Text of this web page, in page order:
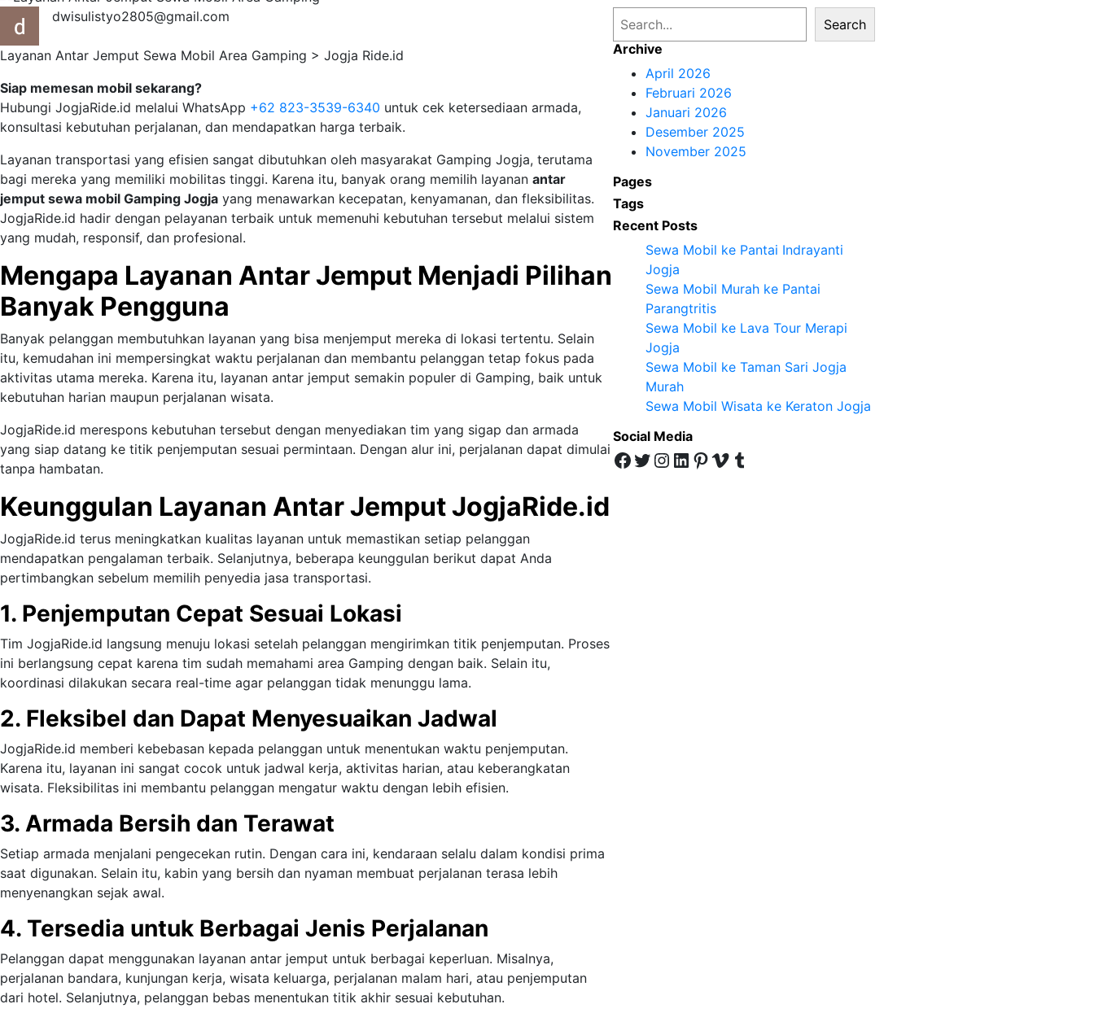
dwisulistyo2805@gmail.com
Layanan Antar Jemput Sewa Mobil Area Gamping > Jogja Ride.id
Siap memesan mobil sekarang?
Hubungi JogjaRide.id melalui WhatsApp +62 823-3539-6340 untuk cek ketersediaan armada,
konsultasi kebutuhan perjalanan, dan mendapatkan harga terbaik.
Layanan transportasi yang efisien sangat dibutuhkan oleh masyarakat Gamping Jogja, terutama
bagi mereka yang memiliki mobilitas tinggi. Karena itu, banyak orang memilih layanan antar
jemput sewa mobil Gamping Jogja yang menawarkan kecepatan, kenyamanan, dan fleksibilitas.
JogjaRide.id hadir dengan pelayanan terbaik untuk memenuhi kebutuhan tersebut melalui sistem
yang mudah, responsif, dan profesional.
Mengapa Layanan Antar Jemput Menjadi Pilihan
Banyak Pengguna
Banyak pelanggan membutuhkan layanan yang bisa menjemput mereka di lokasi tertentu. Selain
itu, kemudahan ini mempersingkat waktu perjalanan dan membantu pelanggan tetap fokus pada
aktivitas utama mereka. Karena itu, layanan antar jemput semakin populer di Gamping, baik untuk
kebutuhan harian maupun perjalanan wisata.
JogjaRide.id merespons kebutuhan tersebut dengan menyediakan tim yang sigap dan armada
yang siap datang ke titik penjemputan sesuai permintaan. Dengan alur ini, perjalanan dapat dimulai
tanpa hambatan.
Keunggulan Layanan Antar Jemput JogjaRide.id
JogjaRide.id terus meningkatkan kualitas layanan untuk memastikan setiap pelanggan
mendapatkan pengalaman terbaik. Selanjutnya, beberapa keunggulan berikut dapat Anda
pertimbangkan sebelum memilih penyedia jasa transportasi.
1. Penjemputan Cepat Sesuai Lokasi
Tim JogjaRide.id langsung menuju lokasi setelah pelanggan mengirimkan titik penjemputan. Proses
ini berlangsung cepat karena tim sudah memahami area Gamping dengan baik. Selain itu,
koordinasi dilakukan secara real-time agar pelanggan tidak menunggu lama.
2. Fleksibel dan Dapat Menyesuaikan Jadwal
JogjaRide.id memberi kebebasan kepada pelanggan untuk menentukan waktu penjemputan.
Karena itu, layanan ini sangat cocok untuk jadwal kerja, aktivitas harian, atau keberangkatan
wisata. Fleksibilitas ini membantu pelanggan mengatur waktu dengan lebih efisien.
3. Armada Bersih dan Terawat
Setiap armada menjalani pengecekan rutin. Dengan cara ini, kendaraan selalu dalam kondisi prima
saat digunakan. Selain itu, kabin yang bersih dan nyaman membuat perjalanan terasa lebih
menyenangkan sejak awal.
4. Tersedia untuk Berbagai Jenis Perjalanan
Pelanggan dapat menggunakan layanan antar jemput untuk berbagai keperluan. Misalnya,
perjalanan bandara, kunjungan kerja, wisata keluarga, perjalanan malam hari, atau penjemputan
dari hotel. Selanjutnya, pelanggan bebas menentukan titik akhir sesuai kebutuhan.
a
Search
Archive
April 2026
Februari 2026
Januari 2026
Desember 2025
November 2025
Pages
Tags
Recent Posts
Sewa Mobil ke Pantai Indrayanti
Jogja
Sewa Mobil Murah ke Pantai
Parangtritis
Sewa Mobil ke Lava Tour Merapi
Jogja
Sewa Mobil ke Taman Sari Jogja
Murah
Sewa Mobil Wisata ke Keraton Jogja
Social Media
Facebook Twitter Instagram LinkedIn Pinterest Vimeo Tumblr